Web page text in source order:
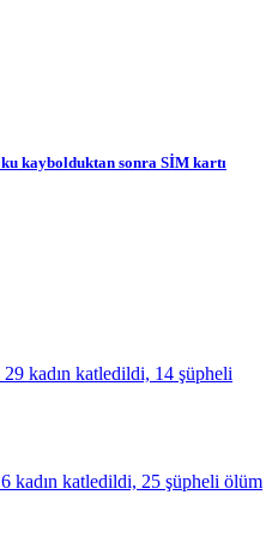
kaybolduktan sonra SİM kartı
kadın katledildi, 14 şüpheli
kadın katledildi, 25 şüpheli ölüm